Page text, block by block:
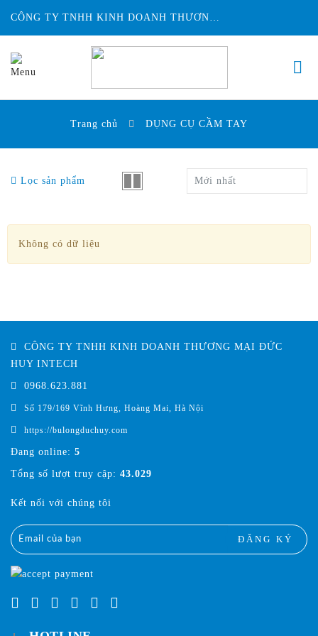
CÔNG TY TNHH KINH DOANH THƯƠNG MẠI ĐỨC HUY INTECH
Trang chủ DỤNG CỤ CẦM TAY
Lọc sản phẩm Mới nhất
Không có dữ liệu
CÔNG TY TNHH KINH DOANH THƯƠNG MẠI ĐỨC
HUY INTECH
0968.623.881
Số 179/169 Vĩnh Hưng, Hoàng Mai, Hà Nội
https://bulongduchuy.com
Đang online: 5
Tổng số lượt truy cập: 43.029
Kết nối với chúng tôi
ĐĂNG KÝ